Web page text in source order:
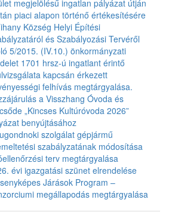
megjelölésű ingatlan pályázat útján
piaci alapon történő értékesítésére
Község Helyi Építési
és Szabályozási Tervéről
5/2015. (IV.10.) önkormányzati
1701 hrsz-ú ingatlant érintő
kapcsán érkezett
felhívás megtárgyalása.
a Visszhang Óvoda és
„Kincses Kultúróvoda 2026”
benyújtásához
szolgálat gépjármű
szabályzatának módosítása
terv megtárgyalása
évi igazgatási szünet elrendelése
Járások Program –
megállapodás megtárgyalása